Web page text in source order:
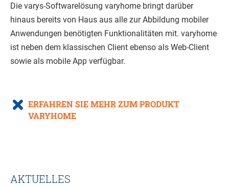
Die varys-Softwarelösung varyhome bringt darüber
hinaus bereits von Haus aus alle zur Abbildung mobiler
Anwendungen benötigten Funktionalitäten mit. varyhome
ist neben dem klassischen Client ebenso als Web-Client
sowie als mobile App verfügbar.
ERFAHREN SIE MEHR ZUM PRODUKT
VARYHOME
AKTUELLES